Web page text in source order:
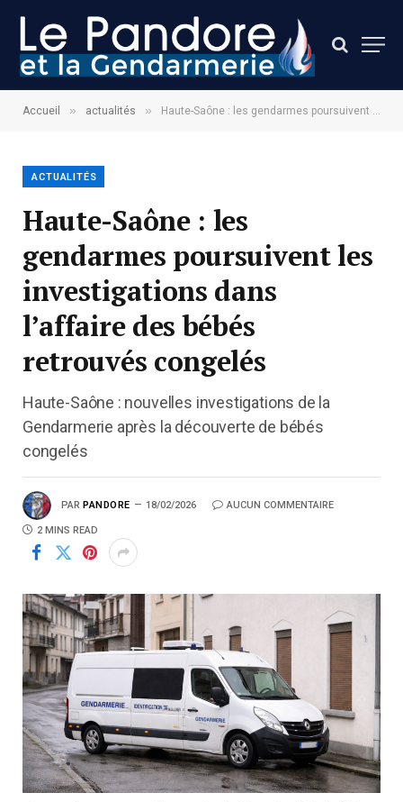
Accueil » actualités » Haute-Saône : les gendarmes poursuivent les investigations dans l’affaire des bébés retrouvés congelés
ACTUALITÉS
Haute-Saône : les
gendarmes poursuivent les
investigations dans
l’affaire des bébés
retrouvés congelés
Haute-Saône : nouvelles investigations de la
Gendarmerie après la découverte de bébés
congelés
PAR PANDORE 18/02/2026 AUCUN COMMENTAIRE
2 MINS READ